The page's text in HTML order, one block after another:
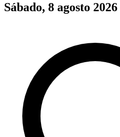
Sábado, 8 agosto 2026